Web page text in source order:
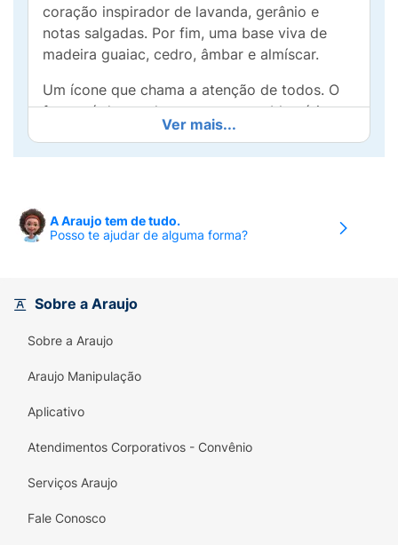
coração inspirador de lavanda, gerânio e
notas salgadas. Por fim, uma base viva de
madeira guaiac, cedro, âmbar e almíscar.
Um ícone que chama a atenção de todos. O
frasco é decorado com peças emblemáticas
que refletem as características de seu
conteúdo elegante, poderoso, jovem e muito
Ingrediente:
Álcool Desnaturado, Água, Perfume,
Ionona, Citral, Geraniol, Corante Violeta
60730, Azul Brilhante, Amarelo De Tartrazina.
Pirâmide Olfativa
Topo:
Fundo: Vetiver, Fava Tonka e Musgo de
Ver mais...
A Araujo tem de tudo.
Posso te ajudar de alguma forma?
Sobre a Araujo
Sobre a Araujo
Araujo Manipulação
Aplicativo
Atendimentos Corporativos - Convênio
Serviços Araujo
Fale Conosco